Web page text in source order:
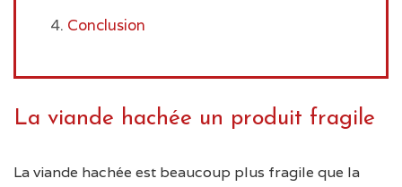
Conclusion
La viande hachée un produit fragile
La viande hachée est beaucoup plus fragile que la